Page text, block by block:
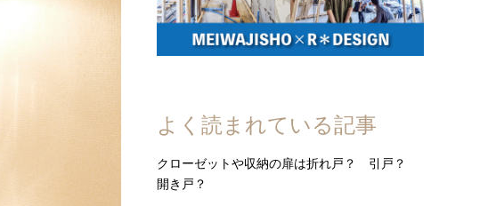
よく読まれている記事
クローゼットや収納の扉は折れ戸？ 引戸？
開き戸？